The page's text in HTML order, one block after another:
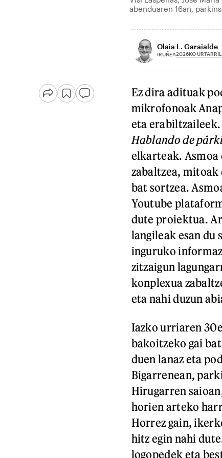
abenduaren 16an,
Olaia L. Garaialde
IRUÑEA2026KO
Ez dira adituak
mikrofonoak
eta
Hablando de
elkarteak.
zabaltzea, mitoak
bat sortzea.
Youtube
dute proiektua.
langileak esan du
inguruko
zitzaigun
konplexua
eta nahi duzun
Iazko urriaren
bakoitzeko gai
duen lanaz eta
Bigarrenean,
Hirugarren
horien arteko
Horrez gain,
hitz egin nahi
logopedek eta